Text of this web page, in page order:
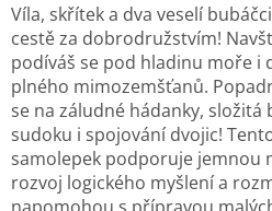
Víla, skřítek a dva veselí
cestě za dobrodružstvím!
podíváš se pod hladinu moře i
plného mimozemšťanů.
se na záludné hádanky, složitá
sudoku i spojování dvojic!
samolepek podporuje jemnou
rozvoj logického myšlení a